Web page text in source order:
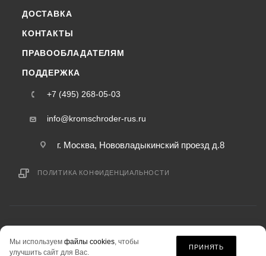
ДОСТАВКА
КОНТАКТЫ
ПРАВООБЛАДАТЕЛЯМ
ПОДДЕРЖКА
+7 (495) 268-05-03
info@kromschroder-rus.ru
г. Москва, Нововладыкинский проезд д.8
ПОЛИТИКА КОНФИДЕНЦИАЛЬНОСТИ
информация на сайте «kromschroder-rus.ru» не является публичной офертой.
Мы используем файлы cookies, чтобы
улучшить сайт для Вас.
ПРИНЯТЬ